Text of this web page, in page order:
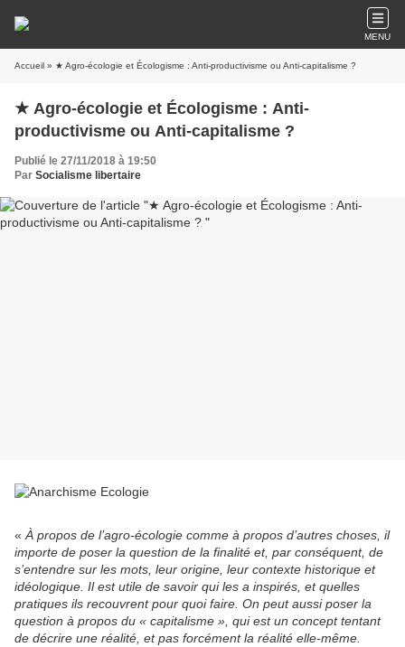
MENU
Accueil » ★ Agro-écologie et Écologisme : Anti-productivisme ou Anti-capitalisme ?
★ Agro-écologie et Écologisme : Anti-
productivisme ou Anti-capitalisme ?
Publié le 27/11/2018 à 19:50
Par Socialisme libertaire
« À propos de l’agro-écologie comme à propos d’autres choses, il
importe de poser la question de la finalité et, par conséquent, de
s’entendre sur les mots, leur origine, leur contexte historique et
idéologique. Il est utile de savoir qui les a inspirés, et quelles
pratiques ils recouvrent pour quoi faire. On peut aussi poser la
question à propos du « capitalisme », qui est un concept tentant
de décrire une réalité, et pas forcément la réalité elle-même.